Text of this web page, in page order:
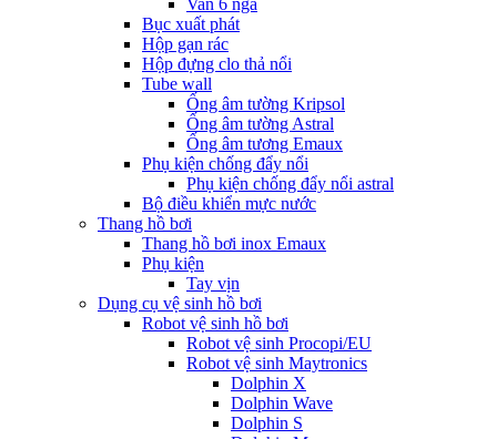
Van 6 ngả
Bục xuất phát
Hộp gạn rác
Hộp đựng clo thả nổi
Tube wall
Ống âm tường Kripsol
Ống âm tường Astral
Ống âm tương Emaux
Phụ kiện chống đẩy nổi
Phụ kiện chống đẩy nổi astral
Bộ điều khiển mực nước
Thang hồ bơi
Thang hồ bơi inox Emaux
Phụ kiện
Tay vịn
Dụng cụ vệ sinh hồ bơi
Robot vệ sinh hồ bơi
Robot vệ sinh Procopi/EU
Robot vệ sinh Maytronics
Dolphin X
Dolphin Wave
Dolphin S